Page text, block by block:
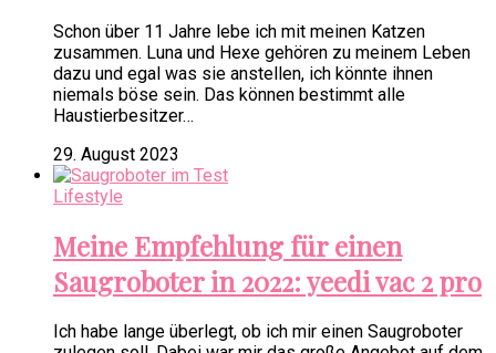
Schon über 11 Jahre lebe ich mit meinen Katzen
zusammen. Luna und Hexe gehören zu meinem Leben
dazu und egal was sie anstellen, ich könnte ihnen
niemals böse sein. Das können bestimmt alle
Haustierbesitzer…
29. August 2023
Lifestyle
Meine Empfehlung für einen
Saugroboter in 2022: yeedi vac 2 pro
Ich habe lange überlegt, ob ich mir einen Saugroboter